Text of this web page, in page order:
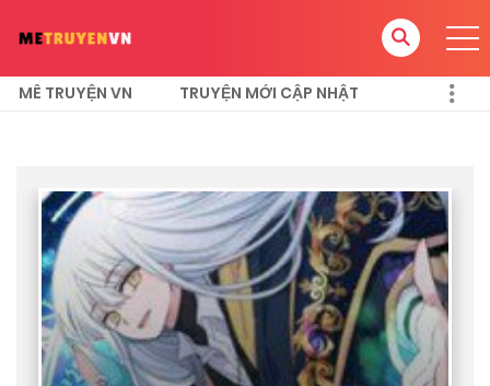
MÊ TRUYỆN VN TRUYỆN MỚI CẬP NHẬT